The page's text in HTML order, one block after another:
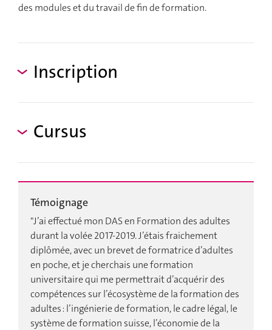
des modules et du travail de fin de formation.
Inscription
Cursus
Témoignage
"J’ai effectué mon DAS en Formation des adultes
durant la volée 2017-2019. J’étais fraichement
diplômée, avec un brevet de formatrice d’adultes
en poche, et je cherchais une formation
universitaire qui me permettrait d’acquérir des
compétences sur l’écosystème de la formation des
adultes : l’ingénierie de formation, le cadre légal, le
système de formation suisse, l’économie de la